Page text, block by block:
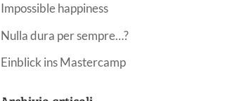
Impossible happiness
Nulla dura per sempre…?
Einblick ins Mastercamp